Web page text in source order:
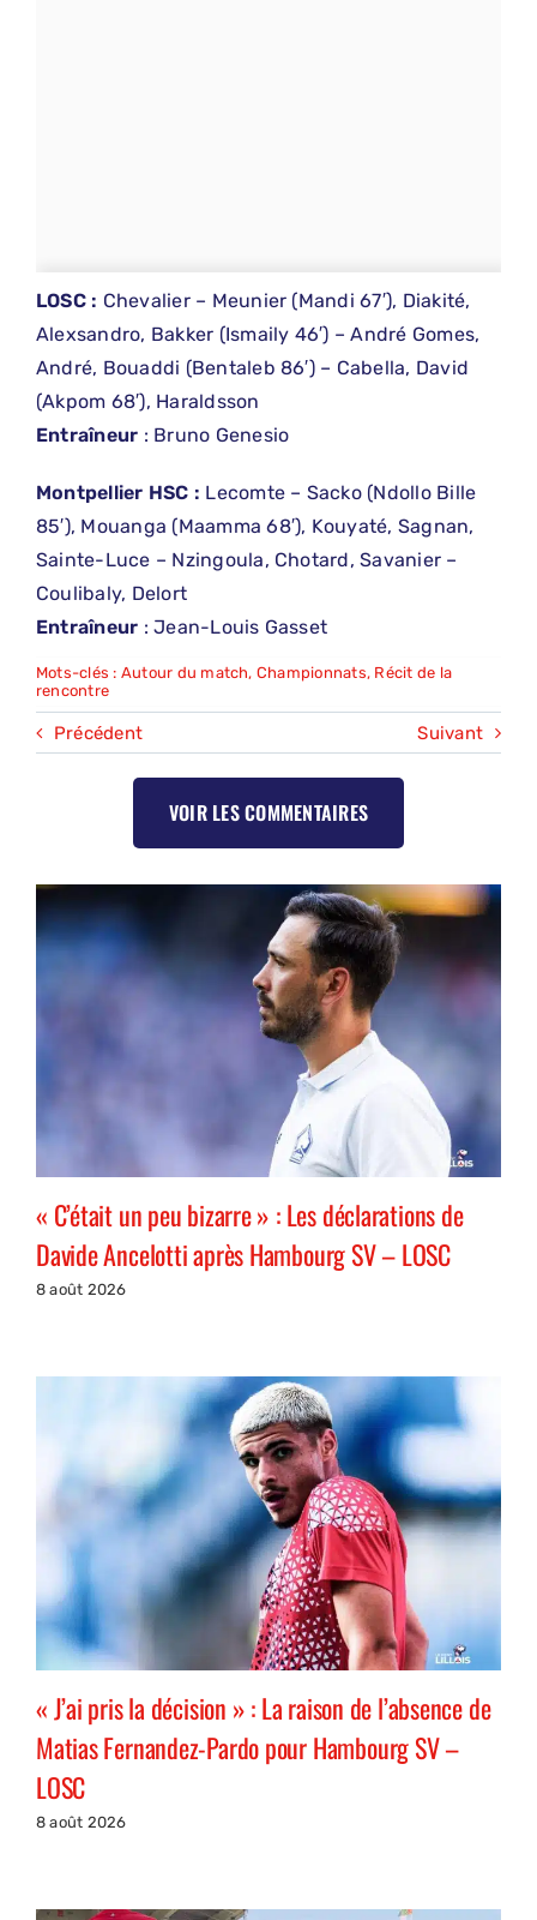
LOSC : Chevalier – Meunier (Mandi 67′), Diakité,
Alexsandro, Bakker (Ismaily 46′) – André Gomes,
André, Bouaddi (Bentaleb 86′) – Cabella, David
(Akpom 68′), Haraldsson
Entraîneur : Bruno Genesio
Montpellier HSC : Lecomte – Sacko (Ndollo Bille
85′), Mouanga (Maamma 68′), Kouyaté, Sagnan,
Sainte-Luce – Nzingoula, Chotard, Savanier –
Coulibaly, Delort
Entraîneur : Jean-Louis Gasset
Mots-clés : Autour du match, Championnats, Récit de la
rencontre
Précédent Suivant
VOIR LES COMMENTAIRES
« C’était un peu bizarre » : Les déclarations de
Davide Ancelotti après Hambourg SV – LOSC
8 août 2026
« J’ai pris la décision » : La raison de l’absence de
Matias Fernandez-Pardo pour Hambourg SV –
LOSC
8 août 2026